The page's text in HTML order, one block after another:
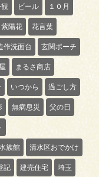
観 ビール １０月
紫陽花 花言葉
作洗面台 玄関ポーチ
まるさ商店
いつから 過ごし方
無病息災 父の日
族館 清水区おでかけ
記 建売住宅 埼玉